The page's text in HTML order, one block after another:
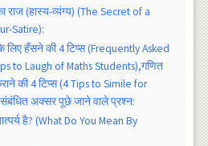
(हास्य-व्यंग्य) (The Secret of a
Satire):
लिए हँसने की 4 टिप्स (Frequently Asked
to Laugh of Maths Students),गणित
की 4 टिप्स (4 Tips to Simile for
अक्सर पूछे जाने वाले प्रश्न:
है? (What Do You Mean By